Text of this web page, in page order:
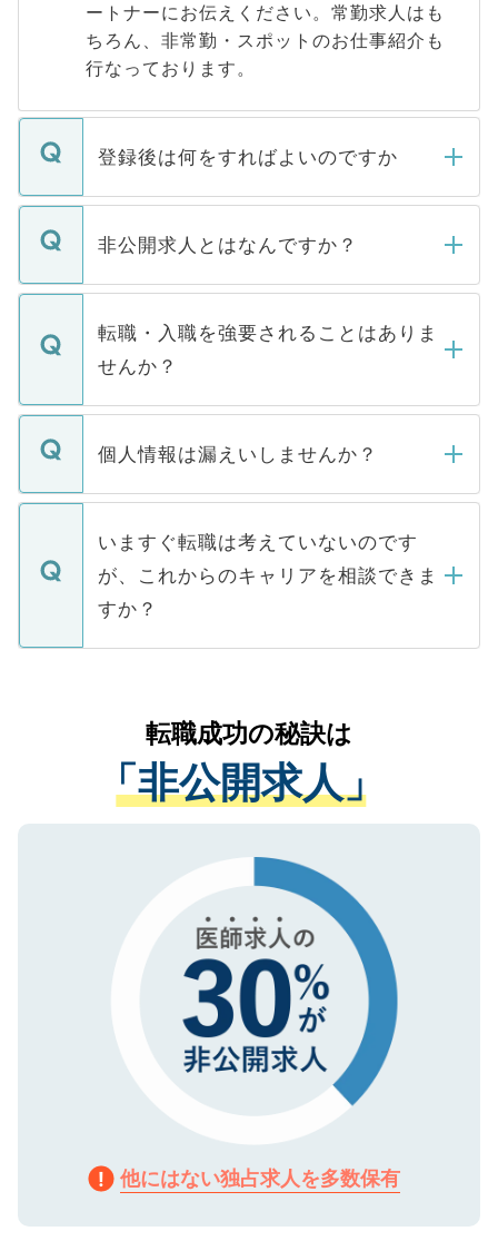
ートナーにお伝えください。常勤求人はも
ちろん、非常勤・スポットのお仕事紹介も
行なっております。
登録後は何をすればよいのですか
ご登録いただきましたら、弊社担当者がご
登録内容を確認し、その後メールもしくは
ます。通常、5営業日以内にはご連絡をせて
いただきますので、しばらくお待ちくださ
非公開求人とはなんですか？
マイナビDOCTORで取り扱っている求人の
うち約3割は、Webサイトからご覧いただ
けない「非公開求人」です。非公開求人は
下記の理由によって、一般には公開してい
ません。
■応募殺到を避けるため 人気のある医療機
関を公にしてしまうと、応募が殺到する場
に、医療機関が求める条件に合った人材の
みを人材紹介会社に依頼するケースが増え
ています。
転職・入職を強要されることはありま
せんか？
転職・入職を強要することは一切ありませ
ん。また、仮に応募先から内定をいただい
定を承諾する必要はありません。内定先へ
の辞退の連絡はキャリアパートナーが行い
個人情報は漏えいしませんか？
個人情報が漏えいすることはありませんの
で、ご安心ください。当サイトからの登録
などで収集したご登録者様の個人情報は、
ご本人のキャリアアップおよび転職活動の
支援を目的に使用いたします。お預かりし
ているすべての個人データはご本人の許可
は、個人情報の取り扱いについての厳密な
管理基準を満たした事業者のみに付与され
る、プライバシーマークを取得済みです。
で、機密保持に関してもご安心ください。
いますぐ転職は考えていないのです
が、これからのキャリアを相談できま
すか？
かがいして、現在の医療機関の状況や紹介
経験をまじえながら、適切なアドバイスを
させていただきます。すぐにご転職をされ
ない方には、長期的なサポートが可能です
ので、まずはご登録ください。
転職成功の秘訣は
「非公開求人」
他にはない独占求人を多数保有